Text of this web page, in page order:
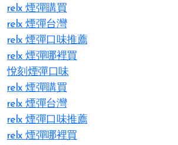
relx 煙彈購買
relx 煙彈台灣
relx 煙彈口味推薦
relx 煙彈哪裡買
悅刻煙彈口味
relx 煙彈購買
relx 煙彈台灣
relx 煙彈口味推薦
relx 煙彈哪裡買